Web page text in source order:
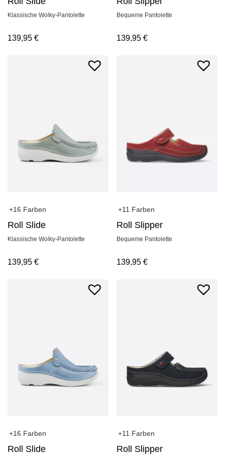
Klassische Wolky-Pantolette
139,95 €
Bequeme Pantolette
139,95€
+16 Farben
Roll Slide
Klassische Wolky-Pantolette
139,95 €
+11 Farben
Roll Slipper
Bequeme Pantolette
139,95€
+16 Farben
Roll Slide
+11 Farben
Roll Slipper